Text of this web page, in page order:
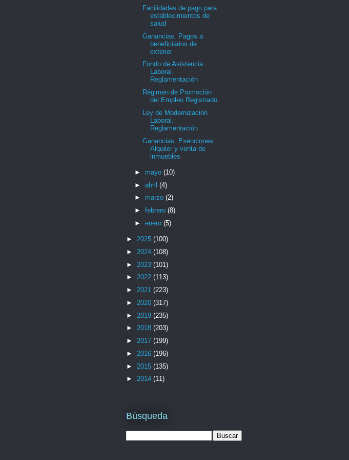
Facilidades de pago para
establecimientos de
salud
Ganancias. Pagos a
beneficiarios de
exterior
Fondo de Asistencia
Laboral.
Reglamentación
Régimen de Promoción
del Empleo Registrado
Ley de Modernización
Laboral.
Reglamentación
Ganancias. Exenciones.
Alquiler y venta de
inmuebles
► mayo (10)
► abril (4)
► marzo (2)
► febrero (8)
► enero (5)
► 2025 (100)
► 2024 (108)
► 2023 (101)
► 2022 (113)
► 2021 (223)
► 2020 (317)
► 2019 (235)
► 2018 (203)
► 2017 (199)
► 2016 (196)
► 2015 (135)
► 2014 (11)
Búsqueda